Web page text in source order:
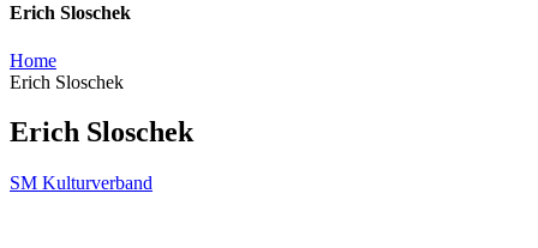
Erich Sloschek
Home
Erich Sloschek
Erich Sloschek
SM Kulturverband